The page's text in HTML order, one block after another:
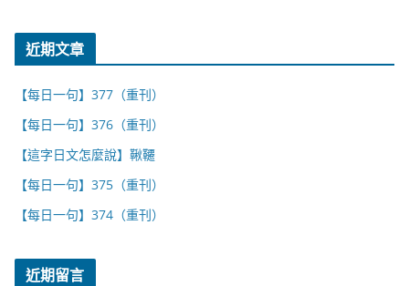
近期文章
【每日一句】377（重刊）
【每日一句】376（重刊）
【這字日文怎麼說】鞦韆
【每日一句】375（重刊）
【每日一句】374（重刊）
近期留言